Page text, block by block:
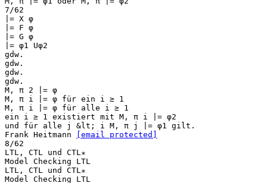
7/62
|= X φ
|= F φ
|= G φ
|= φ1 Uφ2
gdw.
gdw.
gdw.
gdw.
M, π 2 |= φ
M, π i |= φ für ein i ≥ 1
M, π i |= φ für alle i ≥ 1
ein i ≥ 1 existiert mit M, π i |= φ2
und für alle j &lt; i M, π j |= φ1 gilt.
Frank Heitmann
[email protected]
8/62
LTL, CTL und CTL∗
Model Checking LTL
LTL, CTL und CTL∗
Model Checking LTL